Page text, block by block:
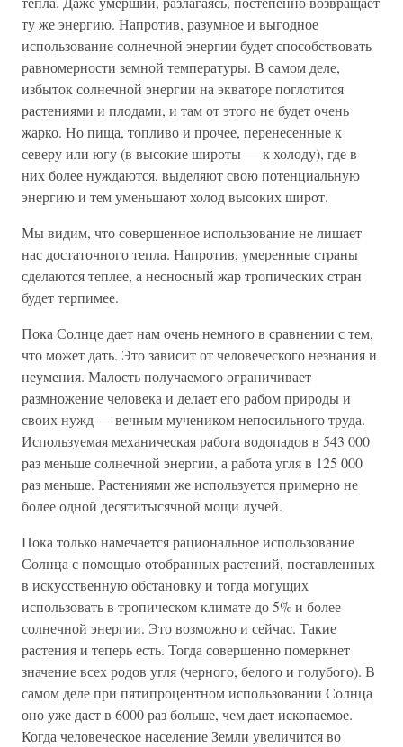
ту же энергию. Напротив, разумное и выгодное
использование солнечной энергии будет способствовать
равномерности земной температуры. В самом деле,
избыток солнечной энергии на экваторе поглотится
растениями и плодами, и там от этого не будет очень
жарко. Но пища, топливо и прочее, перенесенные к
северу или югу (в высокие широты — к холоду), где в
них более нуждаются, выделяют свою потенциальную
энергию и тем уменьшают холод высоких широт.
Мы видим, что совершенное использование не лишает
нас достаточного тепла. Напротив, умеренные страны
сделаются теплее, а несносный жар тропических стран
будет терпимее.
Пока Солнце дает нам очень немного в сравнении с тем,
что может дать. Это зависит от человеческого незнания и
неумения. Малость получаемого ограничивает
размножение человека и делает его рабом природы и
своих нужд — вечным мучеником непосильного труда.
Используемая механическая работа водопадов в 543 000
раз меньше солнечной энергии, а работа угля в 125 000
раз меньше. Растениями же используется примерно не
более одной десятитысячной мощи лучей.
Пока только намечается рациональное использование
Солнца с помощью отобранных растений, поставленных
в искусственную обстановку и тогда могущих
использовать в тропическом климате до 5% и более
солнечной энергии. Это возможно и сейчас. Такие
растения и теперь есть. Тогда совершенно померкнет
значение всех родов угля (черного, белого и голубого). В
самом деле при пятипроцентном использовании Солнца
оно уже даст в 6000 раз больше, чем дает ископаемое.
Когда человеческое население Земли увеличится во